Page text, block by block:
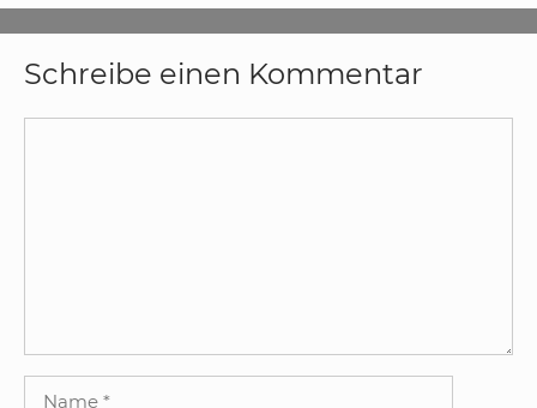
Schreibe einen Kommentar